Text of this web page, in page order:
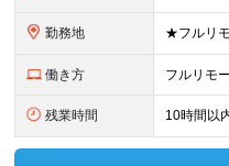
勤務地
働き方 フルリモ
残業時間 10時間以